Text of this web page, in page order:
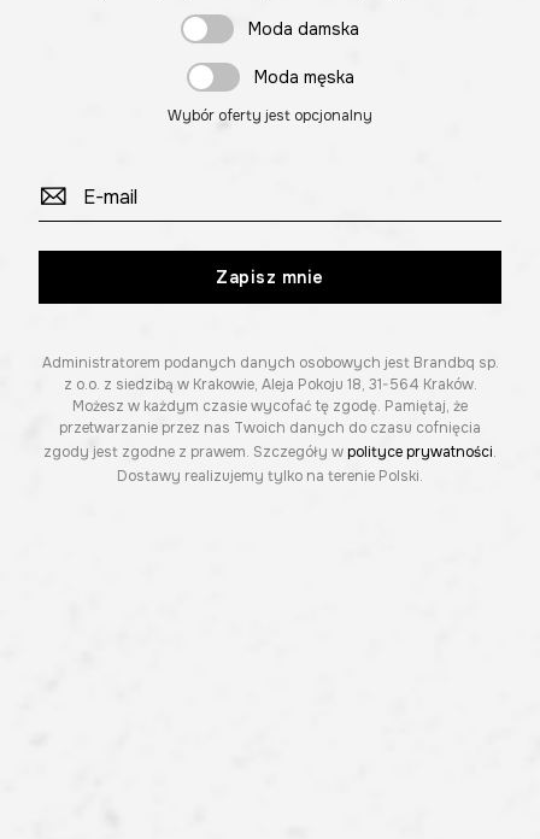
Moda damska
Moda męska
Wybór oferty jest opcjonalny
Zapisz mnie
Administratorem podanych danych osobowych jest Brandbq sp.
z o.o. z siedzibą w Krakowie, Aleja Pokoju 18, 31-564 Kraków.
Możesz w każdym czasie wycofać tę zgodę. Pamiętaj, że
przetwarzanie przez nas Twoich danych do czasu cofnięcia
zgody jest zgodne z prawem. Szczegóły w polityce prywatności.
Dostawy realizujemy tylko na terenie Polski.